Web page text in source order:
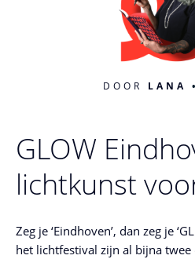
DOOR LANA
GLOW
lichtkunst
Zeg je ‘Eindhoven’, dan zeg je
het lichtfestival zijn al bijna twee